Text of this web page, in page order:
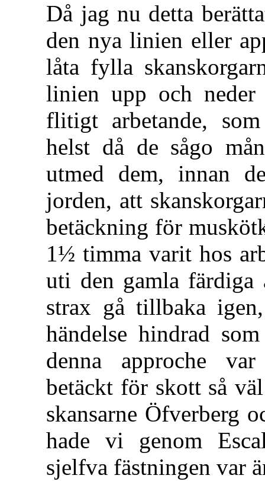
Då jag nu detta
den nya linien eller
låta fylla
linien upp och neder
flitigt arbetande,
helst då de sågo
utmed dem, innan
jorden, att
betäckning för
1½ timma varit hos
uti den gamla färdiga
strax gå tillbaka
händelse hindrad
denna approche
betäckt för skott så
skansarne Öfverberg
hade vi genom
sjelfva fästningen var